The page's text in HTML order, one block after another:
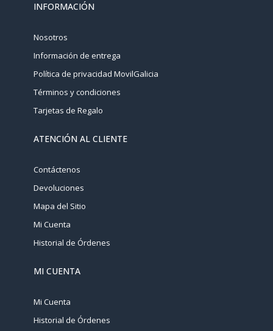
INFORMACIÓN
Nosotros
Información de entrega
Política de privacidad MovilGalicia
Términos y condiciones
Tarjetas de Regalo
ATENCIÓN AL CLIENTE
Contáctenos
Devoluciones
Mapa del Sitio
Mi Cuenta
Historial de Órdenes
MI CUENTA
Mi Cuenta
Historial de Órdenes